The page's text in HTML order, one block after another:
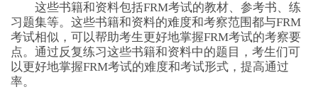
这些书籍和资料包括FRM考试的教材、参考书、练
习题集等。这些书籍和资料的难度和考察范围都与FRM
考试相似，可以帮助考生更好地掌握FRM考试的考察要
点。通过反复练习这些书籍和资料中的题目，考生们可
以更好地掌握FRM考试的难度和考试形式，提高通过
率。